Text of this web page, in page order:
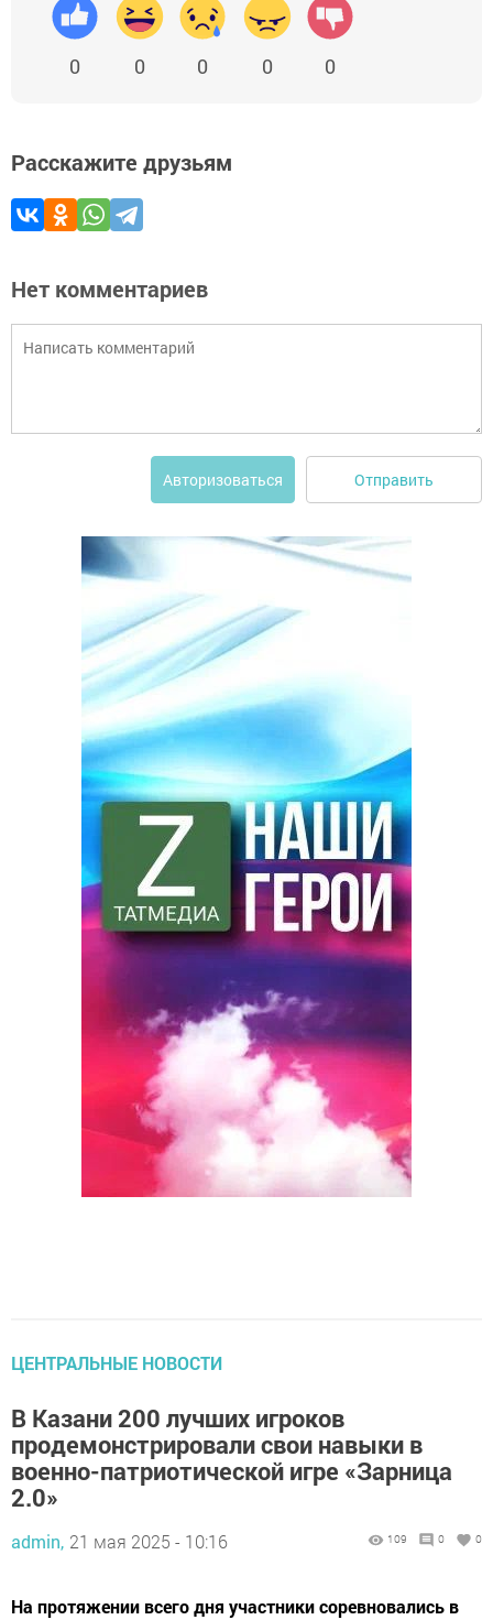
0 0 0 0 0
Расскажите друзьям
Нет комментариев
Авторизоваться Отправить
ЦЕНТРАЛЬНЫЕ НОВОСТИ
В Казани 200 лучших игроков
продемонстрировали свои навыки в
военно-патриотической игре «Зарница
2.0»
admin, 21 мая 2025 - 10:16 109 0 0
На протяжении всего дня участники соревновались в